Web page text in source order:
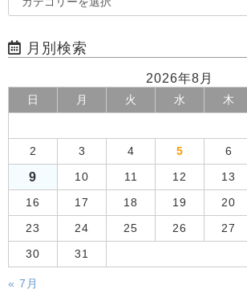
月別検索
2026年8月
日 月 火 水 木
2 3 4 5 6
9 10 11 12 13
16 17 18 19 20
23 24 25 26 27
30 31
« 7月